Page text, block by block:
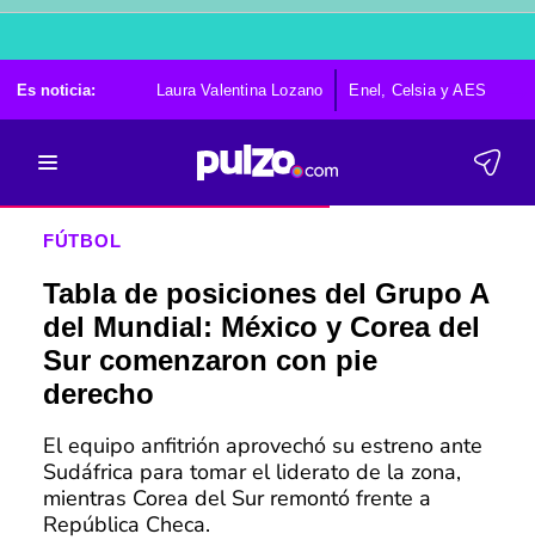
Es noticia: Laura Valentina Lozano Enel, Celsia y AES
FÚTBOL
Tabla de posiciones del Grupo A
del Mundial: México y Corea del
Sur comenzaron con pie
derecho
El equipo anfitrión aprovechó su estreno ante
Sudáfrica para tomar el liderato de la zona,
mientras Corea del Sur remontó frente a
República Checa.